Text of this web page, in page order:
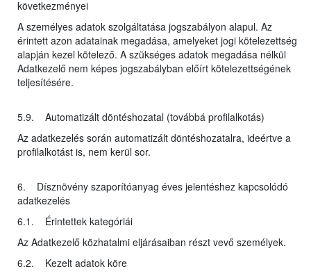
következményei
A személyes adatok szolgáltatása jogszabályon alapul. Az
érintett azon adatainak megadása, amelyeket jogi kötelezettség
alapján kezel kötelező. A szükséges adatok megadása nélkül
Adatkezelő nem képes jogszabályban előírt kötelezettségének
teljesítésére.
5.9. Automatizált döntéshozatal (továbbá profilalkotás)
Az adatkezelés során automatizált döntéshozatalra, ideértve a
profilalkotást is, nem kerül sor.
6. Dísznövény szaporítóanyag éves jelentéshez kapcsolódó
adatkezelés
6.1. Érintettek kategóriái
Az Adatkezelő közhatalmi eljárásaiban részt vevő személyek.
6.2. Kezelt adatok köre